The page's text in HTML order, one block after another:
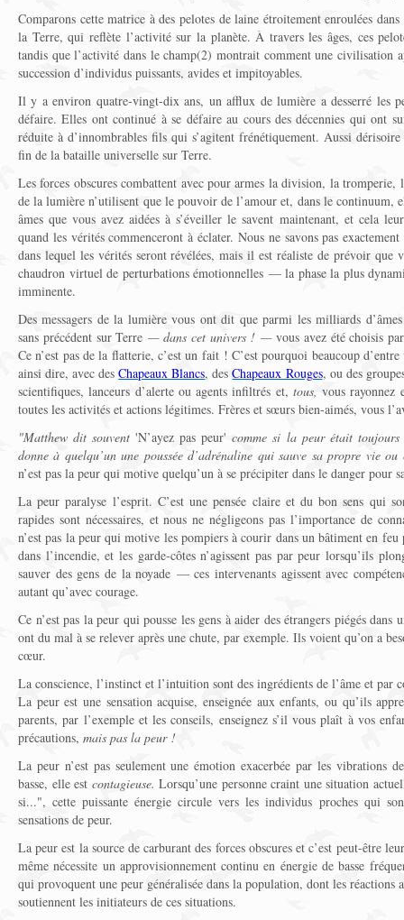
Comparons cette matrice à des pelotes de laine étroitement enroulées
la Terre, qui reflète l’activité sur la planète. À travers les âges, ces
tandis que l’activité dans le champ(2) montrait comment une civilisation
succession d’individus puissants, avides et impitoyables.
Il y a environ quatre-vingt-dix ans, un afflux de lumière a desserré les
défaire. Elles ont continué à se défaire au cours des décennies qui ont
réduite à d’innombrables fils qui s’agitent frénétiquement. Aussi
fin de la bataille universelle sur Terre.
Les forces obscures combattent avec pour armes la division, la
de la lumière n’utilisent que le pouvoir de l’amour et, dans le continuum,
âmes que vous avez aidées à s’éveiller le savent maintenant, et cela
quand les vérités commenceront à éclater. Nous ne savons pas
dans lequel les vérités seront révélées, mais il est réaliste de prévoir que
chaudron virtuel de perturbations émotionnelles — la phase la plus
imminente.
Des messagers de la lumière vous ont dit que parmi les milliards
sans précédent sur Terre — dans cet univers ! —vous avez été choisis
Ce n’est pas de la flatterie, c’est un fait ! C’est pourquoi beaucoup
ainsi dire, avec desChapeaux Blancs, desChapeaux Rouges, ou des
scientifiques, lanceurs d’alerte ou agents infiltrés et, tous, vous rayonnez
toutes les activités et actions légitimes. Frères et sœurs bien-aimés, vous
"Matthew dit souvent'N’ayez pas peur' comme si la peur était toujours
donne à quelqu’un une poussée d’adrénaline qui sauve sa propre vie
n’est pas la peur qui motive quelqu’un à se précipiter dans le danger pour
La peur paralyse l’esprit. C’est une pensée claire et du bon sens qui
rapides sont nécessaires, et nous ne négligeons pas l’importance de
n’est pas la peur qui motive les pompiers à courir dans un bâtiment en
dans l’incendie, et les garde-côtes n’agissent pas par peur lorsqu’ils
sauver des gens de la noyade — ces intervenants agissent avec
autant qu’avec courage.
Ce n’est pas la peur qui pousse les gens à aider des étrangers piégés dans
ont du mal à se relever après une chute, par exemple. Ils voient qu’on a
cœur.
La conscience, l’instinct et l’intuition sont des ingrédients de l’âme et par
La peur est une sensation acquise, enseignée aux enfants, ou qu’ils
parents, par l’exemple et les conseils, enseignez s’il vous plaît à vos
précautions, mais pas la peur !
La peur n’est pas seulement une émotion exacerbée par les vibrations
basse, elle est contagieuse. Lorsqu’une personne craint une situation
si...", cette puissante énergie circule vers les individus proches qui
sensations de peur.
La peur est la source de carburant des forces obscures et c’est peut-être
même nécessite un approvisionnement continu en énergie de basse
qui provoquent une peur généralisée dans la population, dont les réactions
soutiennent les initiateurs de ces situations.